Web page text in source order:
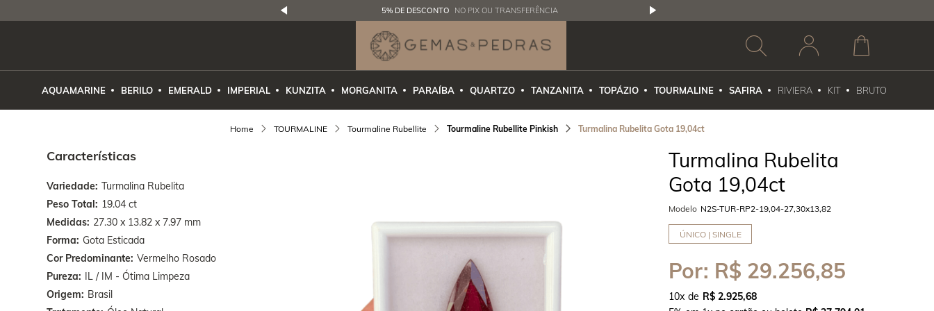
5% DE DESCONTO NO PIX OU TRANSFERÊNCIA
AQUAMARINE BERILO EMERALD IMPERIAL KUNZITA MORGANITA PARAÍBA QUARTZO TANZANITA TOPÁZIO TOURMALINE SAFIRA RIVIERA KIT BRUTO
TOURMALINE Tourmaline Rubellite Tourmaline Rubellite Pinkish Turmalina Rubelita Gota 19,04ct
Características
Variedade Turmalina Rubelita
Peso Total 19.04 ct
Medidas 27.30 x 13.82 x 7.97 mm
Forma Gota Esticada
Cor Predominante Vermelho Rosado
Pureza IL / IM - Ótima Limpeza
Origem Brasil
Turmalina Rubelita
Gota 19,04ct
Modelo N2S-TUR-RP2-19,04-27,30x13,82
ÚNICO | SINGLE
Por: R$ 29.256,85
10x
R$ 2.925,68